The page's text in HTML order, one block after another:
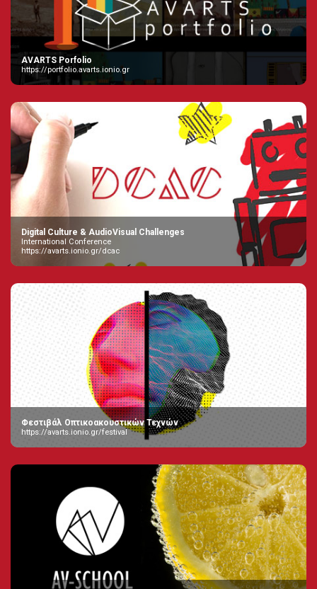
AVARTS Porfolio
https://portfolio.avarts.ionio.gr
Digital Culture & AudioVisual Challenges
International Conference
https://avarts.ionio.gr/dcac
Φεστιβάλ Οπτικοακουστικών Τεχνών
https://avarts.ionio.gr/festival